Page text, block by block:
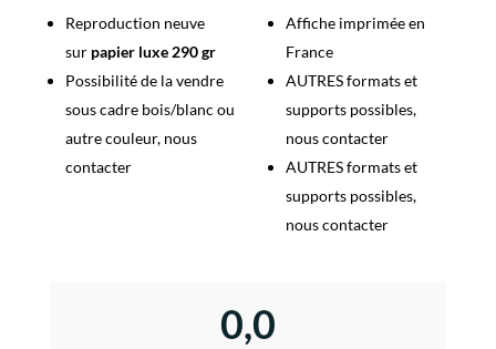
Chesieres
Reproduction neuve
sur papier luxe 290 gr
Possibilité de la vendre
sous cadre bois/blanc ou
autre couleur, nous
contacter
Affiche imprimée en
France
AUTRES formats et
supports possibles,
nous contacter
AUTRES formats et
supports possibles,
nous contacter
0,0